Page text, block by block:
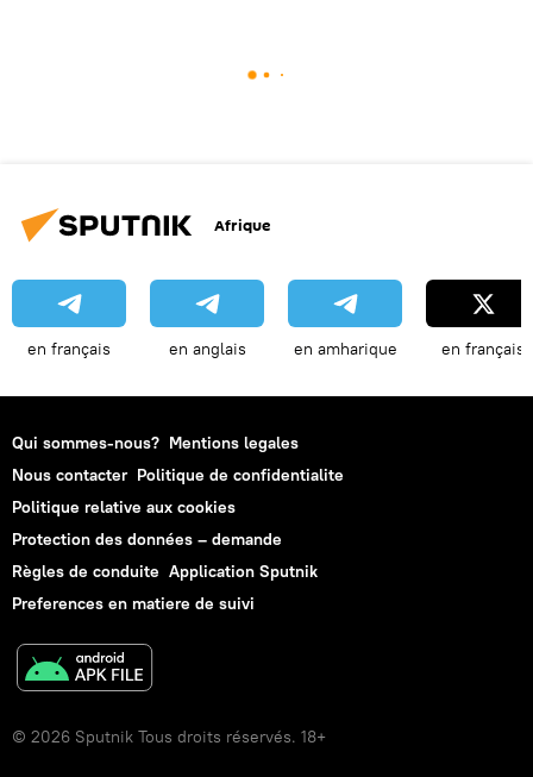
Afrique
en français en anglais en amharique en français
Qui sommes-nous? Mentions legales
Nous contacter Politique de confidentialite
Politique relative aux cookies
Protection des données – demande
Règles de conduite Application Sputnik
Preferences en matiere de suivi
© 2026 Sputnik Tous droits réservés. 18+